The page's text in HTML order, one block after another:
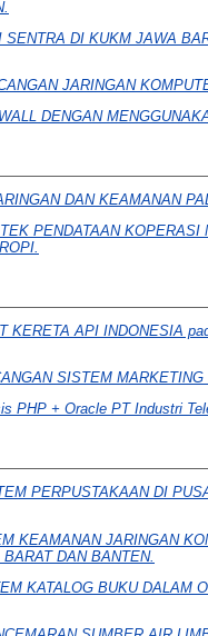
DI KUKM JAWA
JARINGAN
DENGAN
DAN KEAMANAN
PENDATAAN
KERETA API INDONESIA
SISTEM
PHP + Oracle PT Industri
PERPUSTAKAAN DI
KEAMANAN JARINGAN
DAN BANTEN.
KATALOG BUKU DALAM